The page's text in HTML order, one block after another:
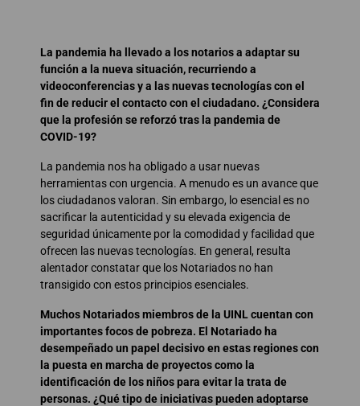
La pandemia ha llevado a los notarios a adaptar su
función a la nueva situación, recurriendo a
videoconferencias y a las nuevas tecnologías con el
fin de reducir el contacto con el ciudadano. ¿Considera
que la profesión se reforzó tras la pandemia de
COVID-19?
La pandemia nos ha obligado a usar nuevas
herramientas con urgencia. A menudo es un avance que
los ciudadanos valoran. Sin embargo, lo esencial es no
sacrificar la autenticidad y su elevada exigencia de
seguridad únicamente por la comodidad y facilidad que
ofrecen las nuevas tecnologías. En general, resulta
alentador constatar que los Notariados no han
transigido con estos principios esenciales.
Muchos Notariados miembros de la UINL cuentan con
importantes focos de pobreza. El Notariado ha
desempeñado un papel decisivo en estas regiones con
la puesta en marcha de proyectos como la
identificación de los niños para evitar la trata de
personas. ¿Qué tipo de iniciativas pueden adoptarse